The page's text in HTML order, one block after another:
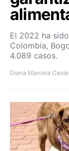
El 2022 ha
Colombia,
4.089 casos.
Diana Marcela